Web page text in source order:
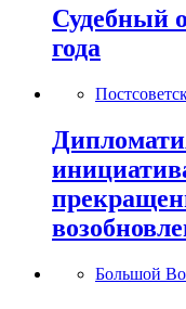
Судебный
года
Большой